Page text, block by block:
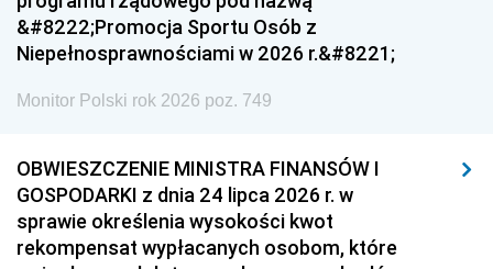
&#8222;Promocja Sportu Osób z
Niepełnosprawnościami w 2026 r.&#8221;
Monitor Polski rok 2026 poz. 749
OBWIESZCZENIE MINISTRA FINANSÓW I
GOSPODARKI z dnia 24 lipca 2026 r. w
sprawie określenia wysokości kwot
rekompensat wypłacanych osobom, które